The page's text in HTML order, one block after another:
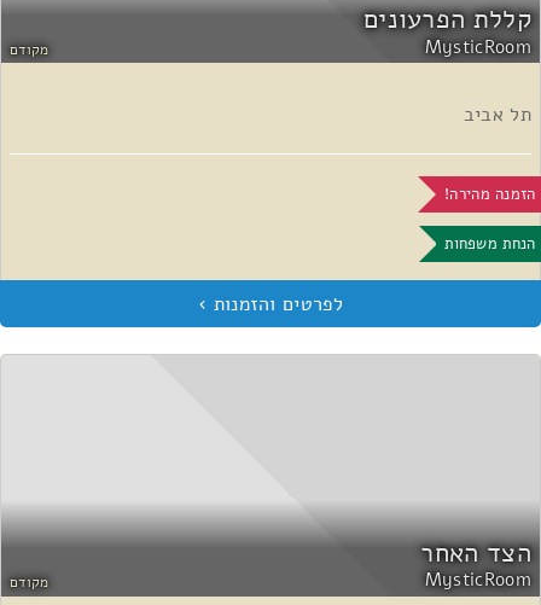
קללת הפרעונים
MysticRoom מקודם
תל אביב
הזמנה מהירה!
הנחת משפחות
הצד האחר
MysticRoom מקודם